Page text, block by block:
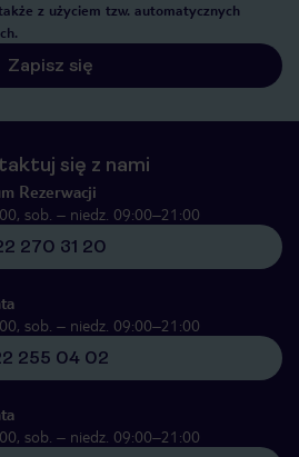
z użyciem tzw. automatycznych
Zapisz się
się z nami
Rezerwacji
sob. – niedz. 09:00–21:00
270 31 20
sob. – niedz. 09:00–21:00
255 04 02
sob. – niedz. 09:00–21:00